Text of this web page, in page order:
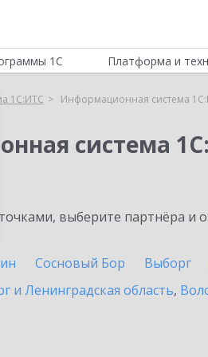
1С Платформа и
1С:ИТС Информационная система
система
выберите партнёра и
Сосновый Бор Выборг
и Ленинградская область,